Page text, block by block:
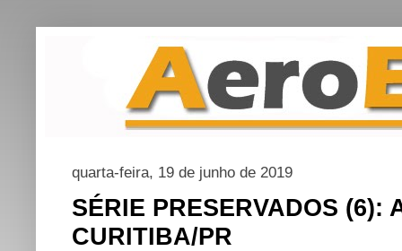
quarta-feira, 19 de junho de 2019
SÉRIE PRESERVADOS (6):
CURITIBA/PR